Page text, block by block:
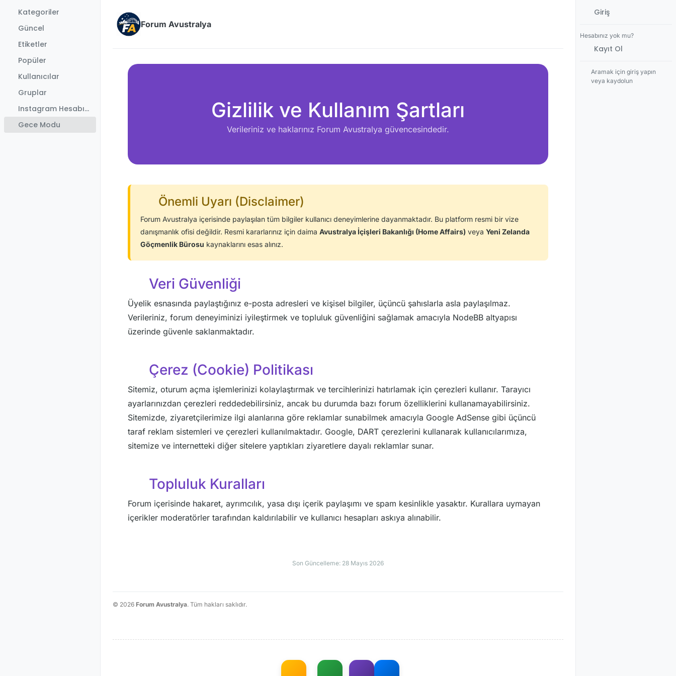
Kategoriler
Güncel
Etiketler
Popüler
Kullanıcılar
Gruplar
Instagram Hesabımız
Gece Modu
Forum Avustralya
Gizlilik ve Kullanım Şartları
Verileriniz ve haklarınız Forum Avustralya güvencesindedir.
Önemli Uyarı (Disclaimer)
Forum Avustralya içerisinde paylaşılan tüm bilgiler kullanıcı deneyimlerine dayanmaktadır. Bu platform resmi bir vize
danışmanlık ofisi değildir. Resmi kararlarınız için daima Avustralya İçişleri Bakanlığı (Home Affairs) veya Yeni Zelanda
Göçmenlik Bürosu kaynaklarını esas alınız.
Veri Güvenliği
Üyelik esnasında paylaştığınız e-posta adresleri ve kişisel bilgiler, üçüncü şahıslarla asla paylaşılmaz.
Verileriniz, forum deneyiminizi iyileştirmek ve topluluk güvenliğini sağlamak amacıyla NodeBB altyapısı
üzerinde güvenle saklanmaktadır.
Çerez (Cookie) Politikası
Sitemiz, oturum açma işlemlerinizi kolaylaştırmak ve tercihlerinizi hatırlamak için çerezleri kullanır. Tarayıcı
ayarlarınızdan çerezleri reddedebilirsiniz, ancak bu durumda bazı forum özelliklerini kullanamayabilirsiniz.
Sitemizde, ziyaretçilerimize ilgi alanlarına göre reklamlar sunabilmek amacıyla Google AdSense gibi üçüncü
taraf reklam sistemleri ve çerezleri kullanılmaktadır. Google, DART çerezlerini kullanarak kullanıcılarımıza,
sitemize ve internetteki diğer sitelere yaptıkları ziyaretlere dayalı reklamlar sunar.
Topluluk Kuralları
Forum içerisinde hakaret, ayrımcılık, yasa dışı içerik paylaşımı ve spam kesinlikle yasaktır. Kurallara uymayan
içerikler moderatörler tarafından kaldırılabilir ve kullanıcı hesapları askıya alınabilir.
Son Güncelleme: 28 Mayıs 2026
© 2026 Forum Avustralya. Tüm hakları saklıdır.
Giriş
Hesabınız yok mu?
Kayıt Ol
Aramak için giriş yapın
veya kaydolun